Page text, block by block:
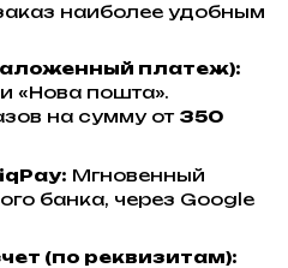
наиболее удобным
платеж):
«Нова пошта».
на сумму от 350
Мгновенный
банка, через Google
(по реквизитам):